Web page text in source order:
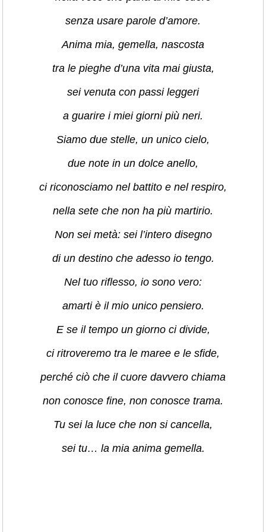
senza usare parole d’amore.
Anima mia, gemella, nascosta
tra le pieghe d’una vita mai giusta,
sei venuta con passi leggeri
a guarire i miei giorni più neri.
Siamo due stelle, un unico cielo,
due note in un dolce anello,
ci riconosciamo nel battito e nel respiro,
nella sete che non ha più martirio.
Non sei metà: sei l’intero disegno
di un destino che adesso io tengo.
Nel tuo riflesso, io sono vero:
amarti è il mio unico pensiero.
E se il tempo un giorno ci divide,
ci ritroveremo tra le maree e le sfide,
perché ciò che il cuore davvero chiama
non conosce fine, non conosce trama.
Tu sei la luce che non si cancella,
sei tu… la mia anima gemella.